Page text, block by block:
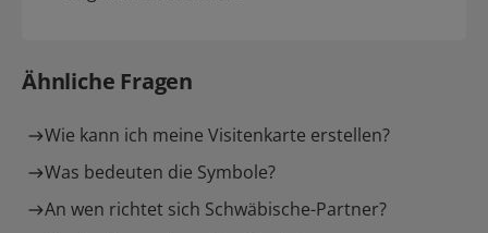
Ähnliche Fragen
Wie kann ich meine Visitenkarte erstellen?
Was bedeuten die Symbole?
An wen richtet sich Schwäbische-Partner?